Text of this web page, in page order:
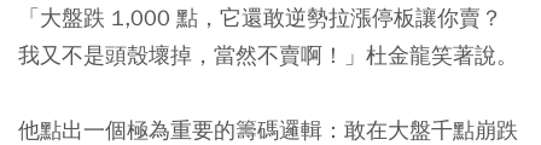
「大盤跌 1,000 點，它還敢逆勢拉漲停板讓你賣？
我又不是頭殼壞掉，當然不賣啊！」杜金龍笑著說。
他點出一個極為重要的籌碼邏輯：敢在大盤千點崩跌